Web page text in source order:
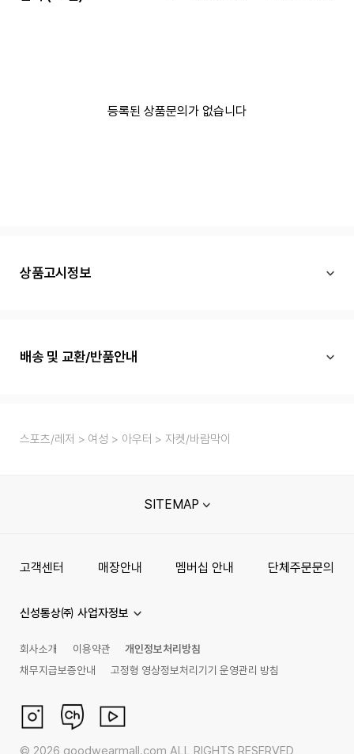
등록된 상품문의가 없습니다
상품고시정보
배송 및 교환/반품안내
스포츠/레저 여성 아우터 자켓/바람막이
SITEMAP
고객센터 매장안내 멤버십 안내 단체주문문의
신성통상㈜ 사업자정보
회사소개 이용약관
개인정보처리방침
채무지급보증안내
고정형 영상정보처리기기 운영관리 방침